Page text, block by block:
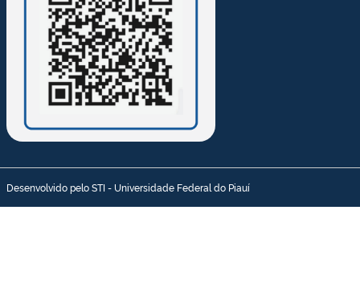
Desenvolvido pelo STI - Universidade Federal do Piauí